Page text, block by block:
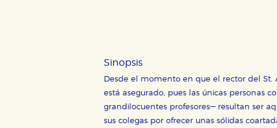
Sinopsis
Desde el momento en que el rector del St.
está asegurado, pues las únicas personas
grandilocuentes profesores— resultan ser
sus colegas por ofrecer unas sólidas
CONFIGURACIÓN DE
Cookies necesarias